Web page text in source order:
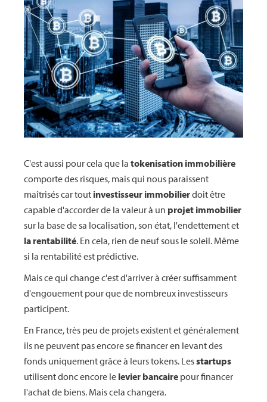
C'est aussi pour cela que la tokenisation immobilière
comporte des risques, mais qui nous paraissent
maîtrisés car tout investisseur immobilierdoit être
capable d'accorder de la valeur à un projet immobilier
sur la base de sa localisation, son état, l'endettement et
la rentabilité. En cela, rien de neuf sous le soleil. Même
si la rentabilité est prédictive.
Mais ce qui change c'est d'arriver à créer suffisamment
d'engouement pour que de nombreux investisseurs
participent.
En France, très peu de projets existent et généralement
ils ne peuvent pas encore se financer en levant des
fonds uniquement grâce à leurs tokens. Lesstartups
utilisent donc encore le levier bancaire pour financer
l'achat de biens. Mais cela changera.